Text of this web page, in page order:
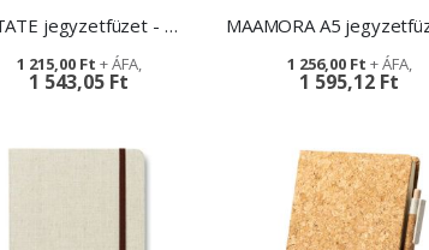
ANOTATE jegyzetfüzet - reklámtárgy
1 543,05 Ft
1 215,00 Ft
1 595,12 Ft
1 256,00 Ft